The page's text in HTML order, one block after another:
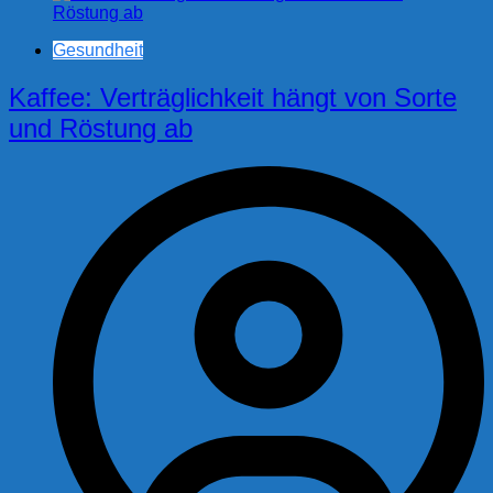
Gesundheit
Kaffee: Verträglichkeit hängt von Sorte
und Röstung ab